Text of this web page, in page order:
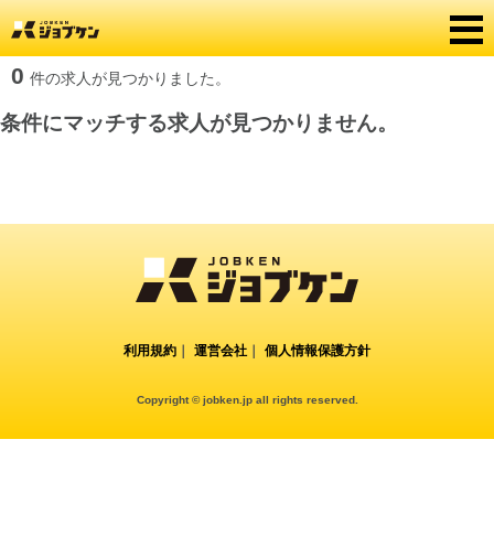
0 件の求人が見つかりました。
条件にマッチする求人が見つかりません。
利用規約 運営会社 個人情報保護方針
Copyright © jobken.jp all rights reserved.